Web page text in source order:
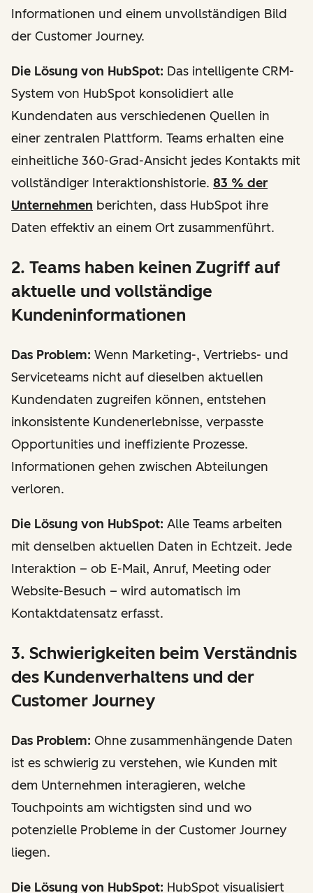
Informationen und einem unvollständigen Bild
der Customer Journey.
Die Lösung von HubSpot: Das intelligente CRM-
System von HubSpot konsolidiert alle
Kundendaten aus verschiedenen Quellen in
einer zentralen Plattform. Teams erhalten eine
einheitliche 360-Grad-Ansicht jedes Kontakts mit
vollständiger Interaktionshistorie. 83 % der
Unternehmen berichten, dass HubSpot ihre
Daten effektiv an einem Ort zusammenführt.
2. Teams haben keinen Zugriff auf
aktuelle und vollständige
Kundeninformationen
Das Problem: Wenn Marketing-, Vertriebs- und
Serviceteams nicht auf dieselben aktuellen
Kundendaten zugreifen können, entstehen
inkonsistente Kundenerlebnisse, verpasste
Opportunities und ineffiziente Prozesse.
Informationen gehen zwischen Abteilungen
verloren.
Die Lösung von HubSpot: Alle Teams arbeiten
mit denselben aktuellen Daten in Echtzeit. Jede
Interaktion – ob E-Mail, Anruf, Meeting oder
Website-Besuch – wird automatisch im
Kontaktdatensatz erfasst.
3. Schwierigkeiten beim Verständnis
des Kundenverhaltens und der
Customer Journey
Das Problem: Ohne zusammenhängende Daten
ist es schwierig zu verstehen, wie Kunden mit
dem Unternehmen interagieren, welche
Touchpoints am wichtigsten sind und wo
potenzielle Probleme in der Customer Journey
liegen.
Die Lösung von HubSpot: HubSpot visualisiert